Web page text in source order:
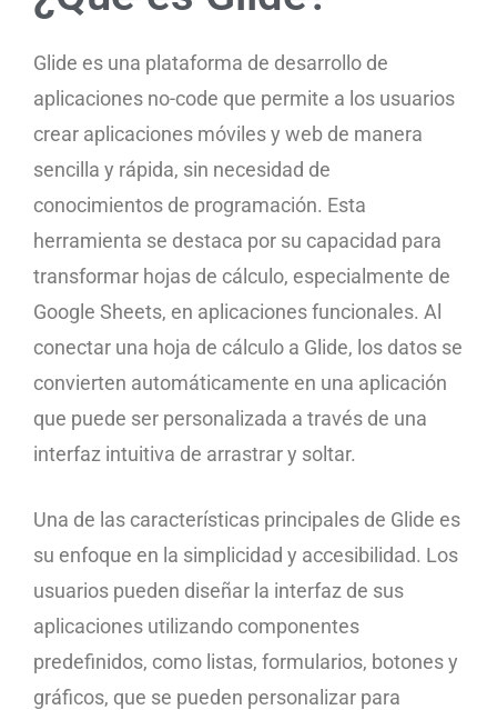
Glide es una plataforma de desarrollo de
aplicaciones no-code que permite a los usuarios
crear aplicaciones móviles y web de manera
sencilla y rápida, sin necesidad de
conocimientos de programación. Esta
herramienta se destaca por su capacidad para
transformar hojas de cálculo, especialmente de
Google Sheets, en aplicaciones funcionales. Al
conectar una hoja de cálculo a Glide, los datos se
convierten automáticamente en una aplicación
que puede ser personalizada a través de una
interfaz intuitiva de arrastrar y soltar.
Una de las características principales de Glide es
su enfoque en la simplicidad y accesibilidad. Los
usuarios pueden diseñar la interfaz de sus
aplicaciones utilizando componentes
predefinidos, como listas, formularios, botones y
gráficos, que se pueden personalizar para